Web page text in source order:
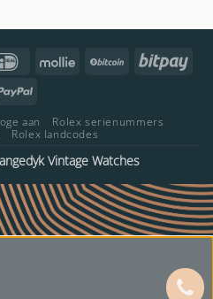
IDeal Mollie BitCoin
PayPal
aan
Rolex serienummers
Rolex landcodes
Vintage Watches